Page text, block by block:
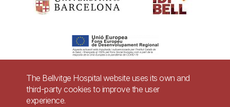
Pie
The Bellvitge Hospital website uses its own and
third-party cookies to improve the user
experience.